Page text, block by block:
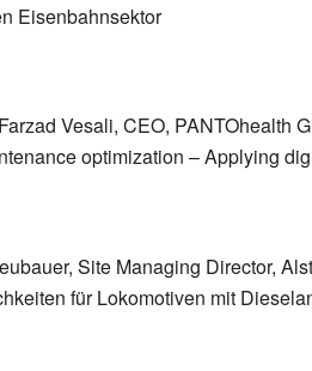
Eisenbahnsektor
Vesali, CEO, PANTOhealth
optimization – Applying
Site Managing Director,
für Lokomotiven mit